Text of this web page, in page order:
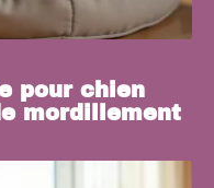
pour chien
mordillement